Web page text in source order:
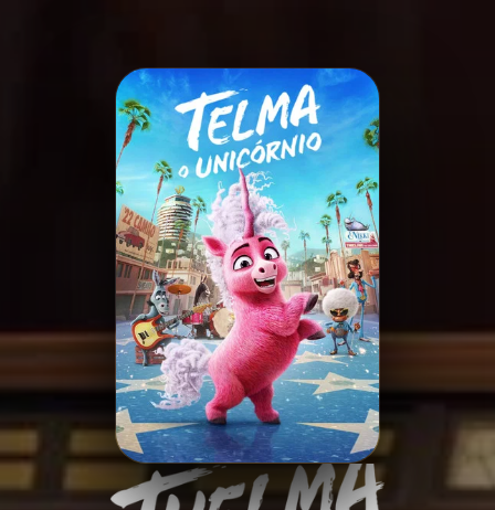
Minha Lista
Pesquisar